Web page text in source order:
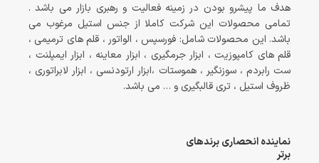
هدف ما پیشرو بودن در زمینه فعالیت و رهبری بازار می باشد .
تمامی محصولات این شرکت کاملا از جنس استیل مرغوب می
باشد. این محصولات شامل: فورسپس ، الواتور ، قلم های ترمیمی ،
قلم های کامپوزیت ، ابزار جرمگیری ، ابزار معاینه ، ابزار ایمپلنت ،
ست رابردم ، سوزنگیر ، هموستات ،ابزار ارتودنسی ، ابزار لابراتوری ،
ظروف استیل ، تری قالبگیری و … می باشد.
نماینده انحصاری برندهای
برتر